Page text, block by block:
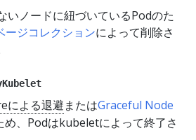
いノードに紐づいているPodのた
ージコレクションによって削除さ
による退避またはGraceful Node
め、Podはkubeletによって終了さ